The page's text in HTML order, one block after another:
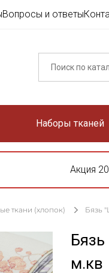
Вопросы и ответы
Наборы тканей
Акция
ткани (хлопок) Бязь
м.кв